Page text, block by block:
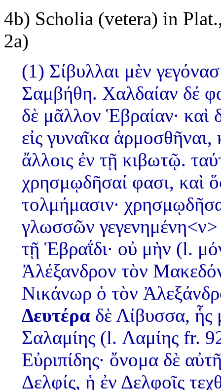
4b) Scholia (vetera) in
2a)
(1) Σίβυλλαι μὲν
Σαμβήθη. Χαλδαίαν δέ
δὲ μᾶλλον Ἑβραίαν· καὶ
εἰς γυναῖκα ἁρμοσθῆναι,
ἄλλοις ἐν τῇ κιβωτῷ.
χρησμῳδῆσαί φασι, καὶ
τολμήμασιν·
γλωσσῶν
τῇ Ἑβραΐδι· οὐ μὴν (l.
Ἀλέξανδρον τὸν
Νικάνωρ ὁ τὸν
Δευτέρα δὲ Λίβυσσα, ἧς
Σαλαμίης (l. Λαμίης fr.
Εὐριπίδης· ὄνομα δὲ
Δελφίς, ἡ ἐν Δελφοῖς